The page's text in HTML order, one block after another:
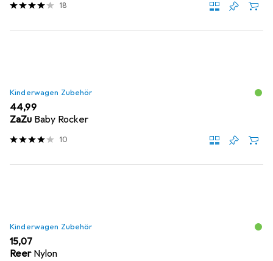
18
Kinderwagen Zubehör
EUR
44,99
ZaZu Baby Rocker
10
Kinderwagen Zubehör
EUR
15,07
Reer Nylon